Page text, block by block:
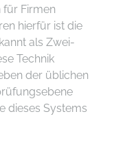
für Firmen
hierfür ist die
als Zwei-
Technik
der üblichen
dieses Systems